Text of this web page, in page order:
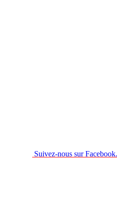
Suivez-nous sur Facebook.